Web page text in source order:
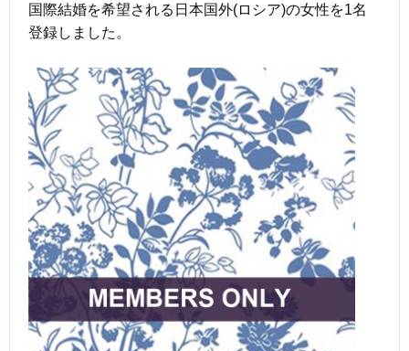
国際結婚を希望される日本国外(ロシア)の女性を1名
登録しました。